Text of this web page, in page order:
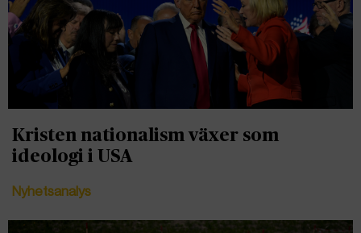
Kristen nationalism växer som
ideologi i USA
Nyhetsanalys